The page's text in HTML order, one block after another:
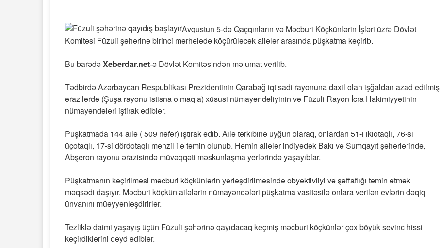
Avqustun 5-də Qaçqınların və Məcburi Köçkünlərin İşləri üzrə Dövlət
Komitəsi Füzuli şəhərinə birinci mərhələdə köçürüləcək ailələr arasında püşkatma keçirib.
Bu barədəXeberdar.net-ə Dövlət Komitəsindən məlumat verilib.
Tədbirdə Azərbaycan Respublikası Prezidentinin Qarabağ iqtisadi rayonuna daxil olan işğaldan azad edilmiş
ərazilərdə (Şuşa rayonu istisna olmaqla) xüsusi nümayəndəliyinin və Füzuli Rayon İcra Hakimiyyətinin
nümayəndələri iştirak ediblər.
Püşkatmada 144 ailə ( 509 nəfər) iştirak edib. Ailə tərkibinə uyğun olaraq, onlardan 51-i ikiotaqlı, 76-sı
üçotaqlı, 17-si dördotaqlı mənzil ilə təmin olunub. Həmin ailələr indiyədək Bakı və Sumqayıt şəhərlərində,
Abşeron rayonu ərazisində müvəqqəti məskunlaşma yerlərində yaşayıblar.
Püşkatmanın keçirilməsi məcburi köçkünlərin yerləşdirilməsində obyektivliyi və şəffaflığı təmin etmək
məqsədi daşıyır. Məcburi köçkün ailələrin nümayəndələri püşkatma vasitəsilə onlara verilən evlərin dəqiq
ünvanını müəyyənləşdirirlər.
Tezliklə daimi yaşayış üçün Füzuli şəhərinə qayıdacaq keçmiş məcburi köçkünlər çox böyük sevinc hissi
keçirdiklərini qeyd ediblər.